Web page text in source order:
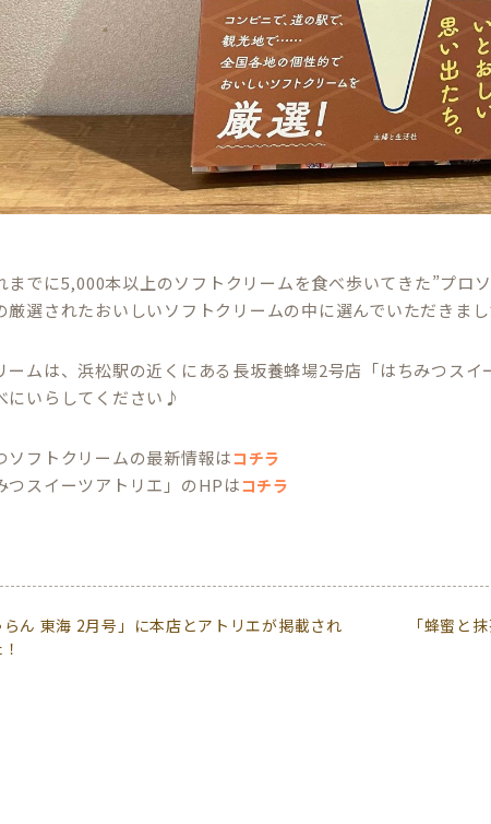
までに5,000本以上のソフトクリームを食べ歩いてきた”プロ
厳選されたおいしいソフトクリームの中に選んでいただきま
ームは、浜松駅の近くにある長坂養蜂場2号店「はちみつス
にいらしてください♪
フトクリームの最新情報はコチラ
スイーツアトリエ」のHPはコチラ
らん 東海 2月号」に本店とアトリエが掲載され
「蜂蜜と